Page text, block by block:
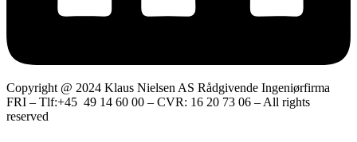
Copyright @ 2024 Klaus Nielsen AS Rådgivende Ingeniørfirma
FRI – Tlf:+45 49 14 60 00 – CVR: 16 20 73 06 – All rights
reserved